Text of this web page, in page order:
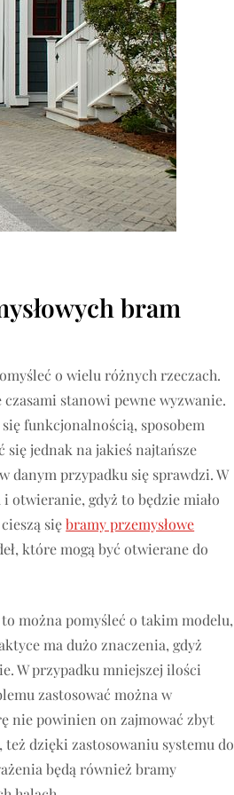
bram
o wielu różnych rzeczach.
stanowi pewne wyzwanie.
funkcjonalnością, sposobem
jednak na jakieś najtańsze
danym przypadku się sprawdzi. W
otwieranie, gdyż to będzie miało
siębramy przemysłowe
które mogą być otwierane do
można pomyśleć o takim modelu,
ma dużo znaczenia, gdyż
W przypadku mniejszej ilości
zastosować można w
nie powinien on zajmować zbyt
dzięki zastosowaniu systemu do
będą również bramy